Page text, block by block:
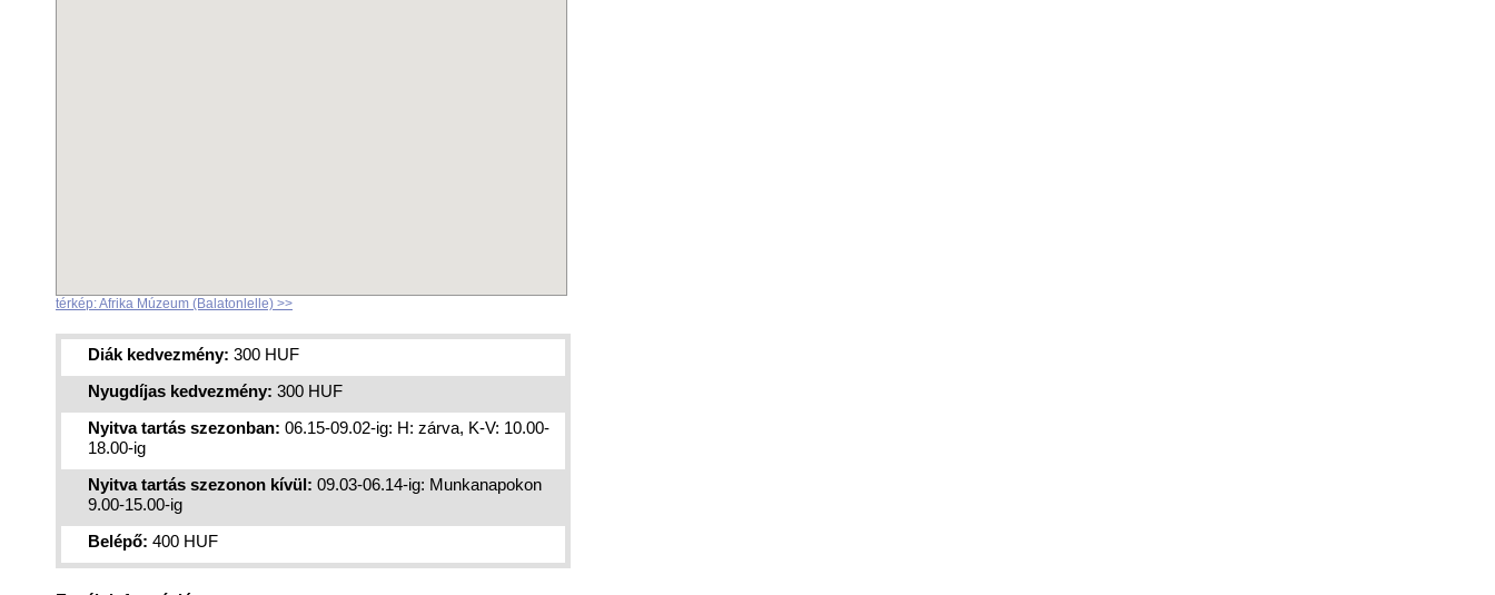
térkép: Afrika Múzeum (Balatonlelle) >>
Diák kedvezmény: 300 HUF
Nyugdíjas kedvezmény: 300 HUF
Nyitva tartás szezonban: 06.15-09.02-ig: H: zárva, K-V: 10.00-
18.00-ig
Nyitva tartás szezonon kívül: 09.03-06.14-ig: Munkanapokon
9.00-15.00-ig
Belépő: 400 HUF